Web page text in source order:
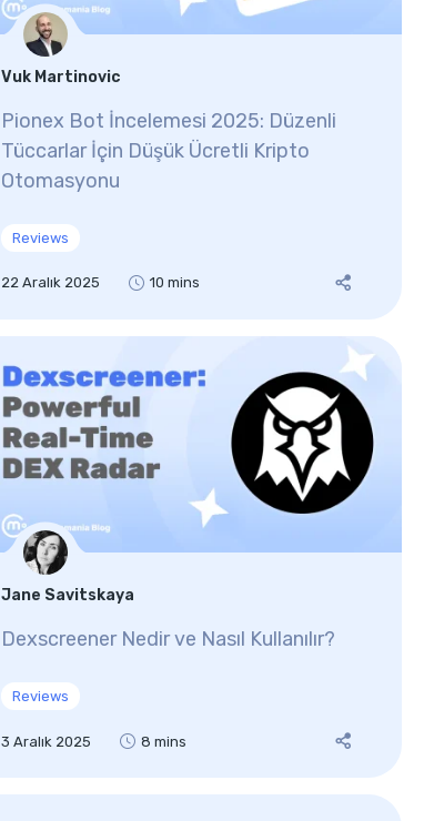
Vuk Martinovic
Pionex Bot İncelemesi 2025: Düzenli
Tüccarlar İçin Düşük Ücretli Kripto
Otomasyonu
Reviews
22 Aralık 2025 10 mins
Jane Savitskaya
Dexscreener Nedir ve Nasıl Kullanılır?
Reviews
3 Aralık 2025 8 mins